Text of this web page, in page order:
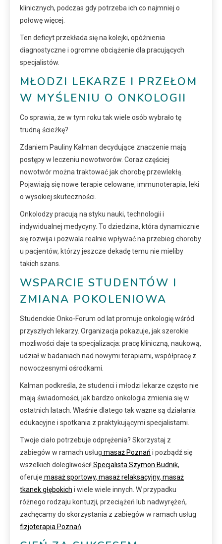
klinicznych, podczas gdy potrzeba ich co najmniej o
połowę więcej.
Ten deficyt przekłada się na kolejki, opóźnienia
diagnostyczne i ogromne obciążenie dla pracujących
specjalistów.
MŁODZI LEKARZE I PRZEŁOM
W MYŚLENIU O ONKOLOGII
Co sprawia, że w tym roku tak wiele osób wybrało tę
trudną ścieżkę?
Zdaniem Pauliny Kalman decydujące znaczenie mają
postępy w leczeniu nowotworów. Coraz częściej
nowotwór można traktować jak chorobę przewlekłą.
Pojawiają się nowe terapie celowane, immunoterapia, leki
o wysokiej skuteczności.
Onkolodzy pracują na styku nauki, technologii i
indywidualnej medycyny. To dziedzina, która dynamicznie
się rozwija i pozwala realnie wpływać na przebieg choroby
u pacjentów, którzy jeszcze dekadę temu nie mieliby
takich szans.
WSPARCIE STUDENTÓW I
ZMIANA POKOLENIOWA
Studenckie Onko-Forum od lat promuje onkologię wśród
przyszłych lekarzy. Organizacja pokazuje, jak szerokie
możliwości daje ta specjalizacja: pracę kliniczną, naukową,
udział w badaniach nad nowymi terapiami, współpracę z
nowoczesnymi ośrodkami.
Kalman podkreśla, że studenci i młodzi lekarze często nie
mają świadomości, jak bardzo onkologia zmienia się w
ostatnich latach. Właśnie dlatego tak ważne są działania
edukacyjne i spotkania z praktykującymi specjalistami.
Twoje ciało potrzebuje odprężenia? Skorzystaj z
zabiegów w ramach usług masaż Poznań i pozbądź się
wszelkich dolegliwości! Specjalista Szymon Budnik,
oferuje masaż sportowy, masaż relaksacyjny, masaż
tkanek głębokich i wiele wiele innych. W przypadku
różnego rodzaju kontuzji, przeciążeń lub nadwyrężeń,
zachęcamy do skorzystania z zabiegów w ramach usług
fizjoterapia Poznań